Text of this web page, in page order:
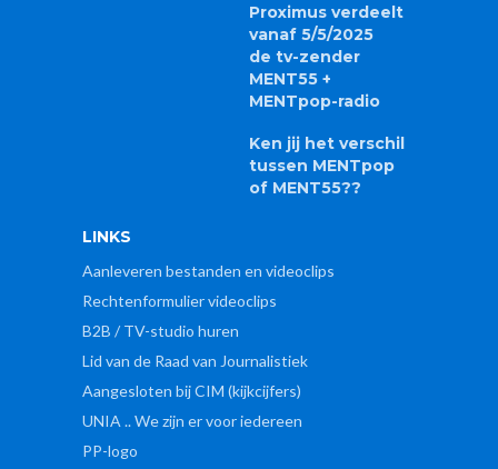
Proximus verdeelt
vanaf 5/5/2025
de tv-zender
MENT55 +
MENTpop-radio
Ken jij het verschil
tussen MENTpop
of MENT55??
LINKS
Aanleveren bestanden en videoclips
Rechtenformulier videoclips
B2B / TV-studio huren
Lid van de Raad van Journalistiek
Aangesloten bij CIM (kijkcijfers)
UNIA .. We zijn er voor iedereen
PP-logo